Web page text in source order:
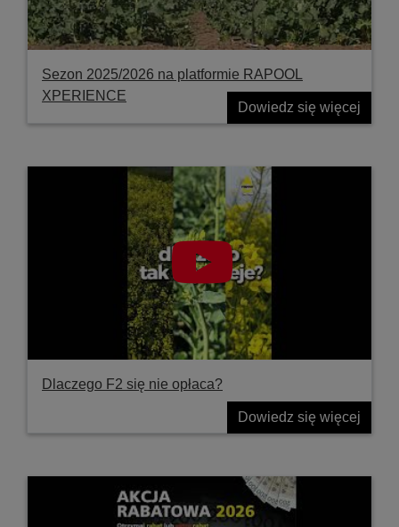
Sezon 2025/2026 na platformie RAPOOL
XPERIENCE
Dowiedz się więcej
Dlaczego F2 się nie opłaca?
Dowiedz się więcej